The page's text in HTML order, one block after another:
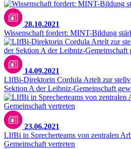
28.10.2021
Wissenschaft fordert: MINT-Bildung
14.09.2021
LIfBi-Direktorin Cordula Artelt zur
Sektion A der Leibniz-Gemeinschaft
23.06.2021
LIfBi in Sprecherteams von zentralen
Gemeinschaft vertreten